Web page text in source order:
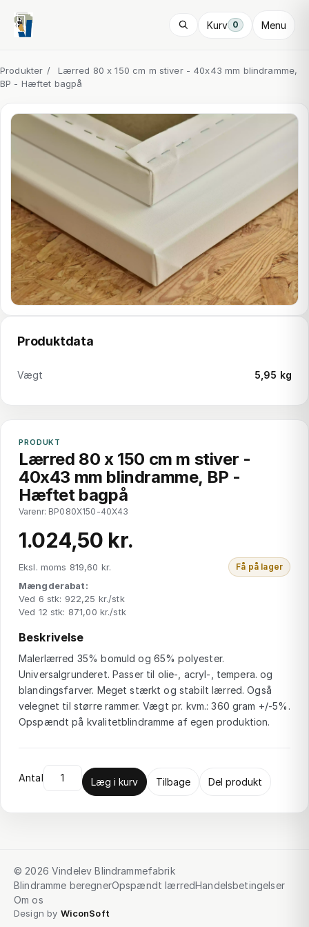
Kurv 0 Menu
Produkter /
Lærred 80 x 150 cm m stiver - 40x43 mm blindramme,
BP - Hæftet bagpå
Produktdata
Vægt 5,95 kg
PRODUKT
Lærred 80 x 150 cm m stiver -
40x43 mm blindramme, BP -
Hæftet bagpå
Varenr: BP080X150-40X43
1.024,50 kr.
Eksl. moms 819,60 kr. Få på lager
Mængderabat:
Ved 6 stk: 922,25 kr./stk
Ved 12 stk: 871,00 kr./stk
Beskrivelse
Malerlærred 35% bomuld og 65% polyester.
Universalgrunderet. Passer til olie-, acryl-, tempera. og
blandingsfarver. Meget stærkt og stabilt lærred. Også
velegnet til større rammer. Vægt pr. kvm.: 360 gram +/-5%.
Opspændt på kvalitetblindramme af egen produktion.
Antal Læg i kurv Tilbage Del produkt
© 2026 Vindelev Blindrammefabrik
Blindramme beregnerOpspændt lærredHandelsbetingelser
Om os
Design by WiconSoft